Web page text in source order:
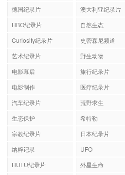
德国纪录片 澳大利亚纪录片
HBO纪录片
自然生态
Curiosity纪录片
史密森尼频道
艺术纪录片
野生动物
电影幕后
旅行纪录片
电影制作
医疗纪录片
汽车纪录片
荒野求生
生态保护
希特勒
宗教纪录片
日本纪录片
纳粹记录
UFO
HULU纪录片
外星生命